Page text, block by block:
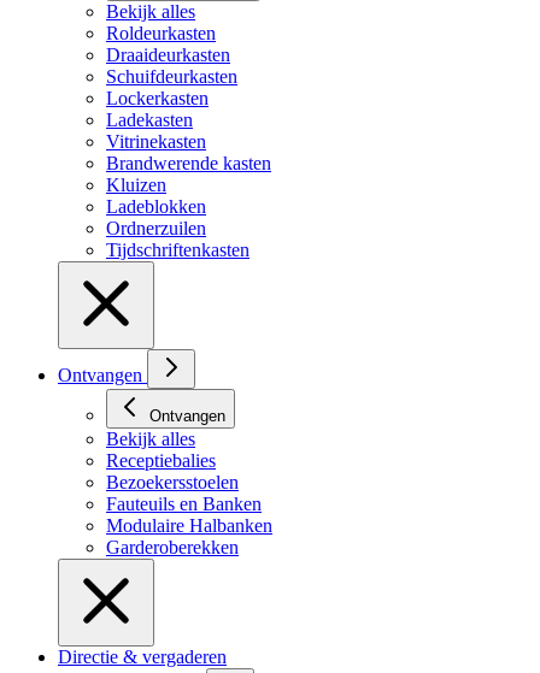
Bekijk alles
Roldeurkasten
Draaideurkasten
Schuifdeurkasten
Lockerkasten
Ladekasten
Vitrinekasten
Brandwerende kasten
Kluizen
Ladeblokken
Ordnerzuilen
Tijdschriftenkasten
Ontvangen
Ontvangen
Bekijk alles
Receptiebalies
Bezoekersstoelen
Fauteuils en Banken
Modulaire Halbanken
Garderoberekken
Directie & vergaderen